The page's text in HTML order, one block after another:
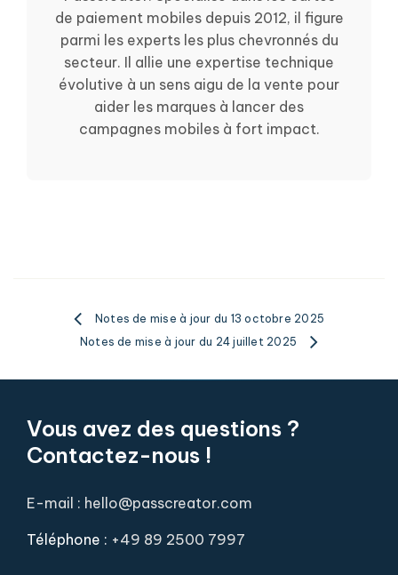
de paiement mobiles depuis 2012, il figure
parmi les experts les plus chevronnés du
secteur. Il allie une expertise technique
évolutive à un sens aigu de la vente pour
aider les marques à lancer des
campagnes mobiles à fort impact.
Notes de mise à jour du 13 octobre 2025
Notes de mise à jour du 24 juillet 2025
Vous avez des questions ?
Contactez-nous !
E-mail : hello@passcreator.com
Téléphone : +49 89 2500 7997